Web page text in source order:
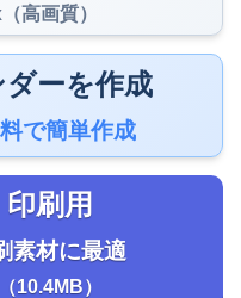
高画質）
ーを作成
で簡単作成
刷用
素材に最適
10.4MB）